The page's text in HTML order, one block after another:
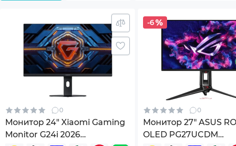
0
Монитор 24" Xiaomi Gaming
Monitor G24i 2026
-6
0
Монитор 27" ASUS
OLED PG27UCDM